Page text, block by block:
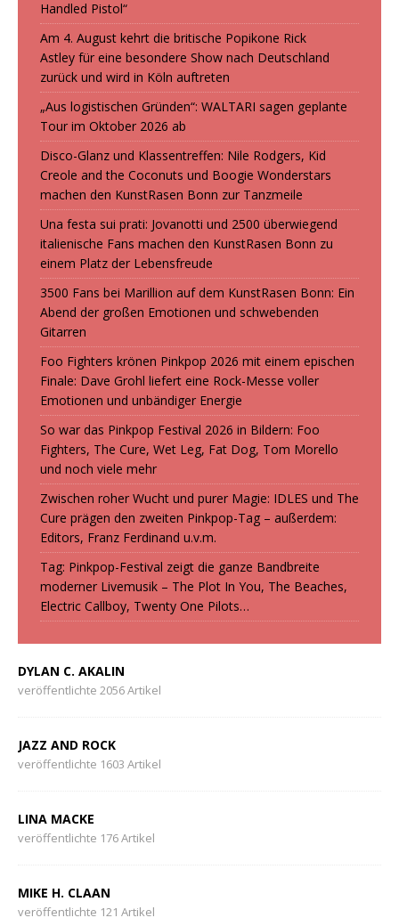
Handled Pistol“
Am 4. August kehrt die britische Popikone Rick
Astley für eine besondere Show nach Deutschland
zurück und wird in Köln auftreten
„Aus logistischen Gründen“: WALTARI sagen geplante
Tour im Oktober 2026 ab
Disco-Glanz und Klassentreffen: Nile Rodgers, Kid
Creole and the Coconuts und Boogie Wonderstars
machen den KunstRasen Bonn zur Tanzmeile
Una festa sui prati: Jovanotti und 2500 überwiegend
italienische Fans machen den KunstRasen Bonn zu
einem Platz der Lebensfreude
3500 Fans bei Marillion auf dem KunstRasen Bonn: Ein
Abend der großen Emotionen und schwebenden
Gitarren
Foo Fighters krönen Pinkpop 2026 mit einem epischen
Finale: Dave Grohl liefert eine Rock-Messe voller
Emotionen und unbändiger Energie
So war das Pinkpop Festival 2026 in Bildern: Foo
Fighters, The Cure, Wet Leg, Fat Dog, Tom Morello
und noch viele mehr
Zwischen roher Wucht und purer Magie: IDLES und The
Cure prägen den zweiten Pinkpop-Tag – außerdem:
Editors, Franz Ferdinand u.v.m.
Tag: Pinkpop-Festival zeigt die ganze Bandbreite
moderner Livemusik – The Plot In You, The Beaches,
Electric Callboy, Twenty One Pilots…
DYLAN C. AKALIN
veröffentlichte 2056 Artikel
JAZZ AND ROCK
veröffentlichte 1603 Artikel
LINA MACKE
veröffentlichte 176 Artikel
MIKE H. CLAAN
veröffentlichte 121 Artikel